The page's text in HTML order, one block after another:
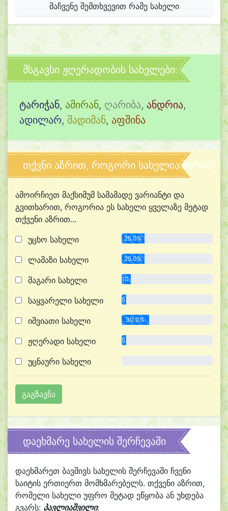
მაჩვენე შემთხვევით რამე სახელი
მსგავსი ჟღერადობის სახელები:
ტარიჭან, ამირან, ღარიბა, ანდრია,
ადილარ, შადიმან, აფშინა
თქვნი აზრით, როგორი სახელია შარია?
ამოირჩიეთ მაქსიმუმ სამამადე ვარიანტი და
გვითხარით, როგორია ეს სახელი ყველაზე მეტად
თქვენი აზრით...
უცხო სახელი
25.0%
ლამაზი სახელი 25.0%
მაგარი სახელი 10.0%
საყვარელი სახელი 5.0%
იშვიათი სახელი 30.0%
ჟღერადი სახელი 5.0%
უცნაური სახელი
დაეხმარე სახელის შერჩევაში
დაეხმარეთ ბავშივს სახელის შერჩევაში ჩვენი
საიტის ერთიერთ მომხმარებელს. თქვენი აზრით,
რომელი სახელი უფრო მეტად ეწყობა ან უხდება
გვარს: პავლიაშვილი: